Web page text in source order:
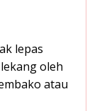
lepas
oleh
atau